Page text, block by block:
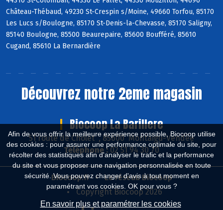
Afin de vous offrir la meilleure expérience possible, Biocoop utilise
des cookies : pour assurer une performance optimale du site, pour
récolter des statistiques afin d'analyser le trafic et la performance
du site et vous proposer une navigation personnalisée en toute
sécurité. Vous pouvez changer d'avis à tout moment en
paramétrant vos cookies. OK pour vous ?
En savoir plus et paramétrer les cookies
Château-Thébaud, 49230 St-Crespin s/Moine, 49660 Torfou, 85170
Les Lucs s/Boulogne, 85170 St-Denis-la-Chevasse, 85170 Saligny,
85140 Boulogne, 85500 Beaurepaire, 85600 Boufféré, 85610
Cugand, 85610 La Bernardière
Découvrez notre 2eme magasin
Biocoop La Barillere
51 route de Cholet , 85600 Montaigu-Vendée
Téléphone : 02 51 94 30 70
Biocoop.fr
Le réseau Biocoop
Copyright Biocoop 2026